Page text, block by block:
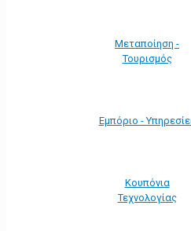
Μεταποίηση -
Τουρισμός
Εμπόριο -
Κουπόνια
Τεχνολογίας